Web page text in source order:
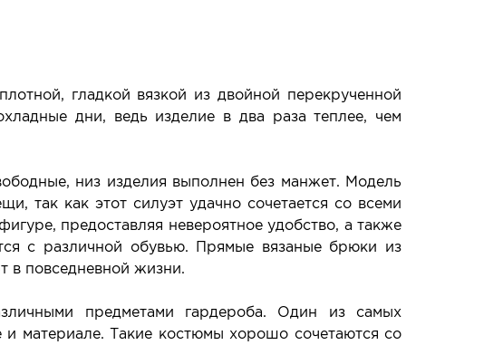
гладкой вязкой из двойной перекрученной
дни, ведь изделие в два раза теплее, чем
низ изделия выполнен без манжет. Модель
так как этот силуэт удачно сочетается со всеми
предоставляя невероятное удобство, а также
с различной обувью. Прямые вязаные брюки из
в повседневной жизни.
предметами гардероба. Один из самых
материале. Такие костюмы хорошо сочетаются со